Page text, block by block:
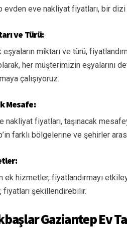
evden eve nakliyat fiyatları, bir
ve Türü:
eşyaların miktarı ve türü,
her müşterimizin eşyalarını
çalışıyoruz.
Mesafe:
nakliyat fiyatları, taşınacak
farklı bölgelerine ve şehirler
ek hizmetler, fiyatlandırmayı
fiyatları şekillendirebilir.
Gaziantep Ev